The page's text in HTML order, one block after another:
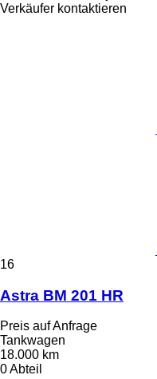
Verkäufer kontaktieren
16
Astra BM 201 HR
Preis auf Anfrage
Tankwagen
18.000 km
0 Abteil